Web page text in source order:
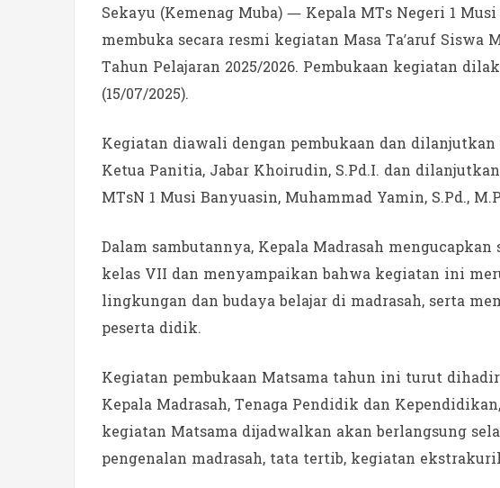
Sekayu (Kemenag Muba) — Kepala MTs Negeri 1
membuka secara resmi kegiatan Masa Ta’aruf Siswa
Tahun Pelajaran 2025/2026. Pembukaan kegiatan
(15/07/2025).
Kegiatan diawali dengan pembukaan dan
Ketua Panitia, Jabar Khoirudin, S.Pd.I. dan
MTsN 1 Musi Banyuasin, Muhammad Yamin, S.Pd.,
Dalam sambutannya, Kepala Madrasah
kelas VII dan menyampaikan bahwa kegiatan ini
lingkungan dan budaya belajar di madrasah, serta
peserta didik.
Kegiatan pembukaan Matsama tahun ini turut
Kepala Madrasah, Tenaga Pendidik dan
kegiatan Matsama dijadwalkan akan berlangsung
pengenalan madrasah, tata tertib, kegiatan